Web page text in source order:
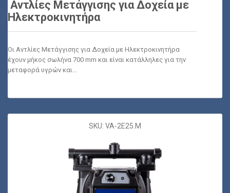
Αντλίες Μετάγγισης για Δοχεία με
Ηλεκτροκινητήρα
Οι Αντλίες Μετάγγισης για Δοχεία με Ηλεκτροκινητήρα
έχουν μήκος σωλήνα 700 mm και είναι κατάλληλες για την
μεταφορά υγρών και…
SKU: VA-2E25.M